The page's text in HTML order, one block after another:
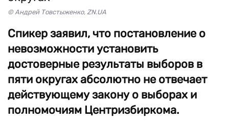
© Андрей Товстыженко, ZN.UA
Спикер заявил, что постановление о
невозможности установить
достоверные результаты выборов в
пяти округах абсолютно не отвечает
действующему закону о выборах и
полномочиям Центризбиркома.